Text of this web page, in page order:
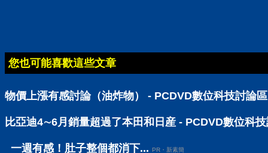
您也可能喜歡這些文章
物價上漲有感討論（油炸物） - PCDVD數位科技討論區
比亞迪4∼6月銷量超過了本田和日産 - PCDVD數位科
一週有感！肚子整個都消下... PR・新素簡